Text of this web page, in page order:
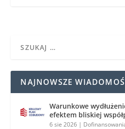
NAJNOWSZE
Warunkowe
efektem bliskiej
6 sie 2026 |